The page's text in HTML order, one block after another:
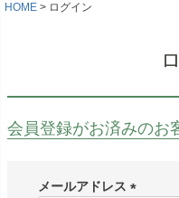
HOME ログイン
会員登録がお済みのお
メールアドレス